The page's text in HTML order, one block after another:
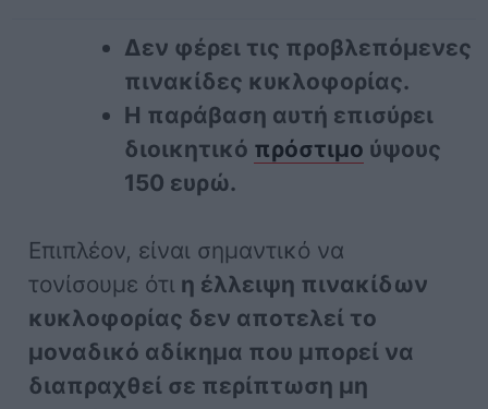
Δεν φέρει τις προβλεπόμενες
πινακίδες κυκλοφορίας.
Η παράβαση αυτή επισύρει
διοικητικό πρόστιμο ύψους
150 ευρώ.
Επιπλέον, είναι σημαντικό να
τονίσουμε ότι η έλλειψη πινακίδων
κυκλοφορίας δεν αποτελεί το
μοναδικό αδίκημα που μπορεί να
διαπραχθεί σε περίπτωση μη